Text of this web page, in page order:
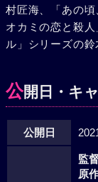
村匠海、「あの
オカミの恋と殺
ル」シリーズの鈴
公開日・キ
公開日
監
原